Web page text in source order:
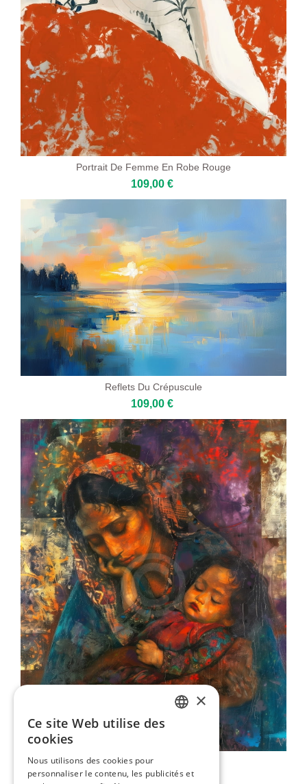
Portrait De Femme En Robe Rouge
109,00 €
Reflets Du Crépuscule
109,00 €
Portrait De Mère Gitane
80,00 € GERMAN
×
Ce site Web utilise des
cookies
Nous utilisons des cookies pour
personnaliser le contenu, les publicités et